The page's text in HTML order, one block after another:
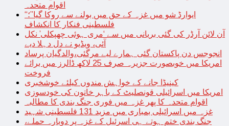
اقوام متحدہ
“ایوارڈ شو میں غزہ کے حق میں بولنے سے روکا گیا”؛
فلسطینی فنکار کا انکشاف
آن لائن آرڈر کی گئی بریانی میں سے ‘مری ہوئی چھپکلی’ نکل
آئی، ویڈیو نے دل دہلا دیے
انجوجس دن پاکستان گئی ہمارے لیے مرگئی،والدگیان پرساد
امریکا میں خوبصورت جزیرہ صرف 25 لاکھ ڈالرز میں برائے
فروخت
کینیڈا جانے کے خواہش مندوں کیلئے خوشخبری
امریکا میں اسرائیلی قونصلیٹ کے باہر خاتون کی خودسوزی
اقوام متحدہ کا پھر غزہ میں فوری جنگ بندی کا مطالبہ
غزہ میں اسرائیلی بمباری میں مزید 131 فلسطینی شہید
جنگ بندی ختم ہوتے ہی اسرئیل کے غزہ پر دوبارہ حملے،